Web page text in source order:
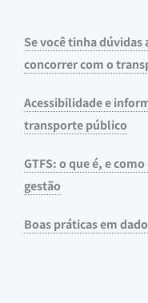
Se você tinha
concorrer com o
Acessibilidade e
transporte público
GTFS: o que é, e
gestão
Boas práticas em